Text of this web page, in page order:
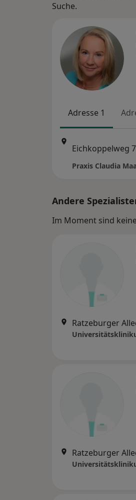
Suche.
Adresse 1
Praxis Claudia
Andere
Im Moment sind
Ratzeburger
Ratzeburger